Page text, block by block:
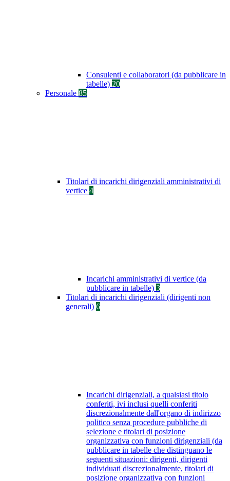
Consulenti e collaboratori (da pubblicare in
tabelle) 20
Personale 85
Titolari di incarichi dirigenziali amministrativi di
vertice 4
Incarichi amministrativi di vertice (da
pubblicare in tabelle) 3
Titolari di incarichi dirigenziali (dirigenti non
generali) 6
Incarichi dirigenziali, a qualsiasi titolo
conferiti, ivi inclusi quelli conferiti
discrezionalmente dall'organo di indirizzo
politico senza procedure pubbliche di
selezione e titolari di posizione
organizzativa con funzioni dirigenziali (da
pubblicare in tabelle che distinguano le
seguenti situazioni: dirigenti, dirigenti
individuati discrezionalmente, titolari di
posizione organizzativa con funzioni